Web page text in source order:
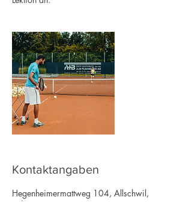
Kontaktangaben
Hegenheimermattweg 104, Allschwil,
Schweiz